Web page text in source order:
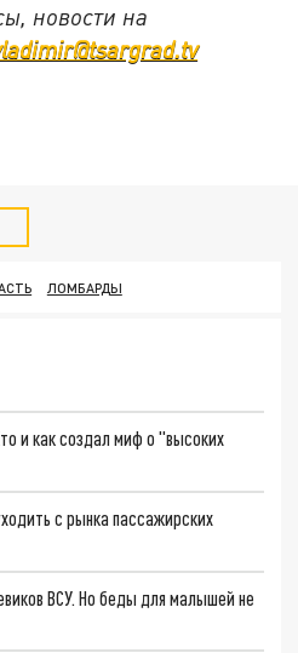
новости на
ЛОМБАРДЫ
и как создал миф о "высоких
с рынка пассажирских
ВСУ. Но беды для малышей не